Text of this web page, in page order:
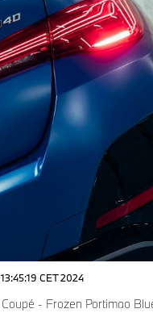
CET 2024
- Frozen Portimao